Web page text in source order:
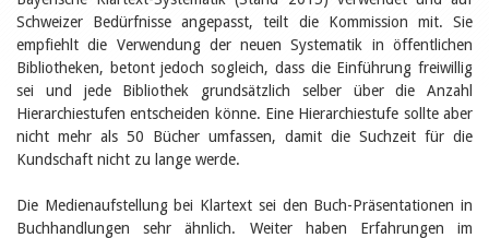
Zielpublikum Kinder und
Jugendliche
Einmalige Beiträge
Bibliotheksangebote
Bibliosuisse
Kantonale
Unterstützungsbeiträge
Rezensionen
Schweizer Literatur
Autoren
Schweizer Bedürfnisse angepasst, teilt die Kommission mit. Sie
empfiehlt die Verwendung der neuen Systematik in öffentlichen
Bibliotheken, betont jedoch sogleich, dass die Einführung freiwillig
sei und jede Bibliothek grundsätzlich selber über die Anzahl
Hierarchiestufen entscheiden könne. Eine Hierarchiestufe sollte aber
nicht mehr als 50 Bücher umfassen, damit die Suchzeit für die
Kundschaft nicht zu lange werde.
Die Medienaufstellung bei Klartext sei den Buch-Präsentationen in
Buchhandlungen sehr ähnlich. Weiter haben Erfahrungen im